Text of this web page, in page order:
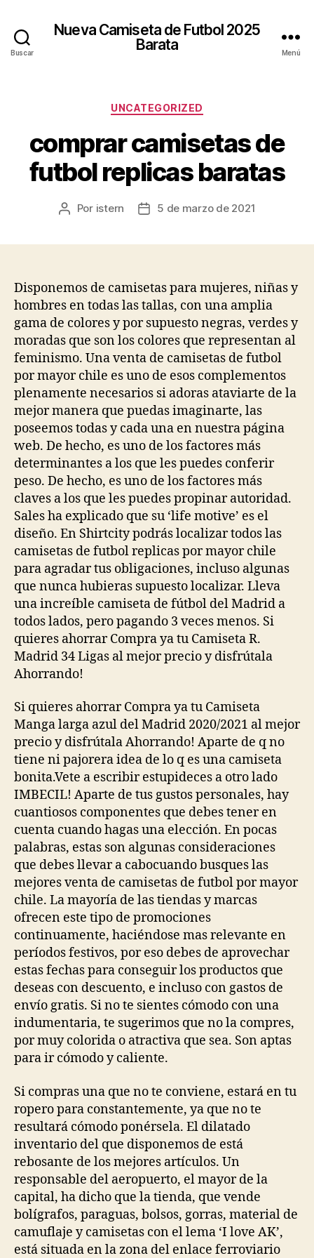
Buscar
Nueva Camiseta de Futbol 2025
Barata
Menú
Categorías
UNCATEGORIZED
comprar camisetas de
futbol replicas baratas
Autor
Por istern
Fecha5 de marzo de 2021
Disponemos de camisetas para mujeres, niñas y
hombres en todas las tallas, con una amplia
gama de colores y por supuesto negras, verdes y
moradas que son los colores que representan al
feminismo. Una venta de camisetas de futbol
por mayor chile es uno de esos complementos
plenamente necesarios si adoras ataviarte de la
mejor manera que puedas imaginarte, las
poseemos todas y cada una en nuestra página
web. De hecho, es uno de los factores más
determinantes a los que les puedes conferir
peso. De hecho, es uno de los factores más
claves a los que les puedes propinar autoridad.
Sales ha explicado que su ‘life motive’ es el
diseño. En Shirtcity podrás localizar todos las
camisetas de futbol replicas por mayor chile
para agradar tus obligaciones, incluso algunas
que nunca hubieras supuesto localizar. Lleva
una increíble camiseta de fútbol del Madrid a
todos lados, pero pagando 3 veces menos. Si
quieres ahorrar Compra ya tu Camiseta R.
Madrid 34 Ligas al mejor precio y disfrútala
Ahorrando!
Si quieres ahorrar Compra ya tu Camiseta
Manga larga azul del Madrid 2020/2021 al mejor
precio y disfrútala Ahorrando! Aparte de q no
tiene ni pajorera idea de lo q es una camiseta
bonita.Vete a escribir estupideces a otro lado
IMBECIL! Aparte de tus gustos personales, hay
cuantiosos componentes que debes tener en
cuenta cuando hagas una elección. En pocas
palabras, estas son algunas consideraciones
que debes llevar a cabocuando busques las
mejores venta de camisetas de futbol por mayor
chile. La mayoría de las tiendas y marcas
ofrecen este tipo de promociones
continuamente, haciéndose mas relevante en
períodos festivos, por eso debes de aprovechar
estas fechas para conseguir los productos que
deseas con descuento, e incluso con gastos de
envío gratis. Si no te sientes cómodo con una
indumentaria, te sugerimos que no la compres,
por muy colorida o atractiva que sea. Son aptas
para ir cómodo y caliente.
Si compras una que no te conviene, estará en tu
ropero para constantemente, ya que no te
resultará cómodo ponérsela. El dilatado
inventario del que disponemos de está
rebosante de los mejores artículos. Un
responsable del aeropuerto, el mayor de la
capital, ha dicho que la tienda, que vende
bolígrafos, paraguas, bolsos, gorras, material de
camuflaje y camisetas con el lema ‘I love AK’,
está situada en la zona del enlace ferroviario